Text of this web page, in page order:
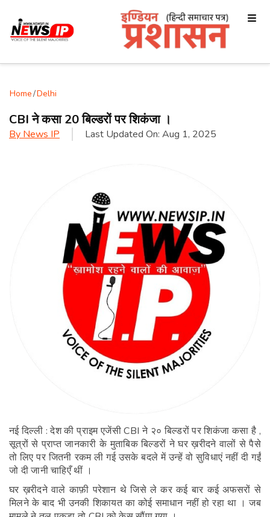
Home/Delhi
CBI ने कसा 20 बिल्डरों पर शिकंजा ।
By News IP Last Updated On: Aug 1, 2025
नई दिल्ली : देश की प्राइम एजेंसी CBI ने २० बिल्डरों पर शिकंजा कसा है ,
सूत्रों से प्राप्त जानकारी के मुताबिक बिल्डरों ने घर ख़रीदने वालों से पैसे
तो लिए पर जितनी रकम ली गई उसके बदले में उन्हें वो सुविधाएं नहीं दी गईं
जो दी जानी चाहिएँ थीं ।
घर ख़रीदने वाले काफ़ी परेशान थे जिसे ले कर कई बार कई अफसरों से
मिलने के बाद भी उनकी शिकायत का कोई समाधान नहीं हो रहा था । जब